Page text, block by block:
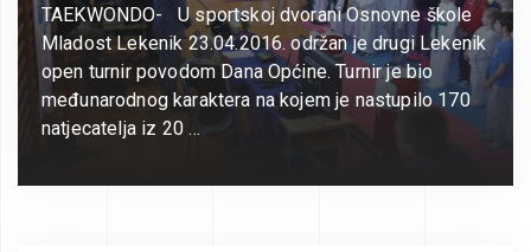
TAEKWONDO- U sportskoj dvorani Osnovne škole
Mladost Lekenik 23.04.2016. održan je drugi Lekenik
open turnir povodom Dana Općine. Turnir je bio
međunarodnog karaktera na kojem je nastupilo 170
natjecatelja iz 20 …